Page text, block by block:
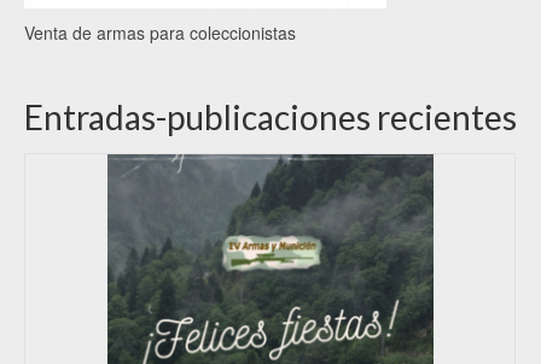
Venta de armas para coleccionistas
Entradas-publicaciones recientes